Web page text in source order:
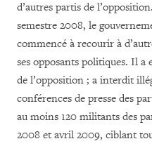
d’autres partis de
semestre 2008, le
commencé à recourir à
ses opposants politiques. Il a
de l’opposition ; a interdit
conférences de presse des
au moins 120 militants des
2008 et avril 2009, ciblant